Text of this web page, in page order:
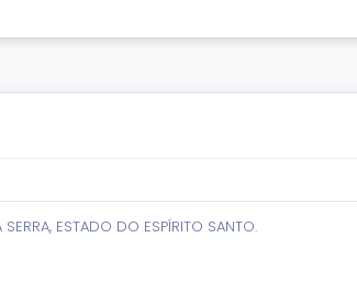
ESTADO DO ESPÍRITO SANTO.